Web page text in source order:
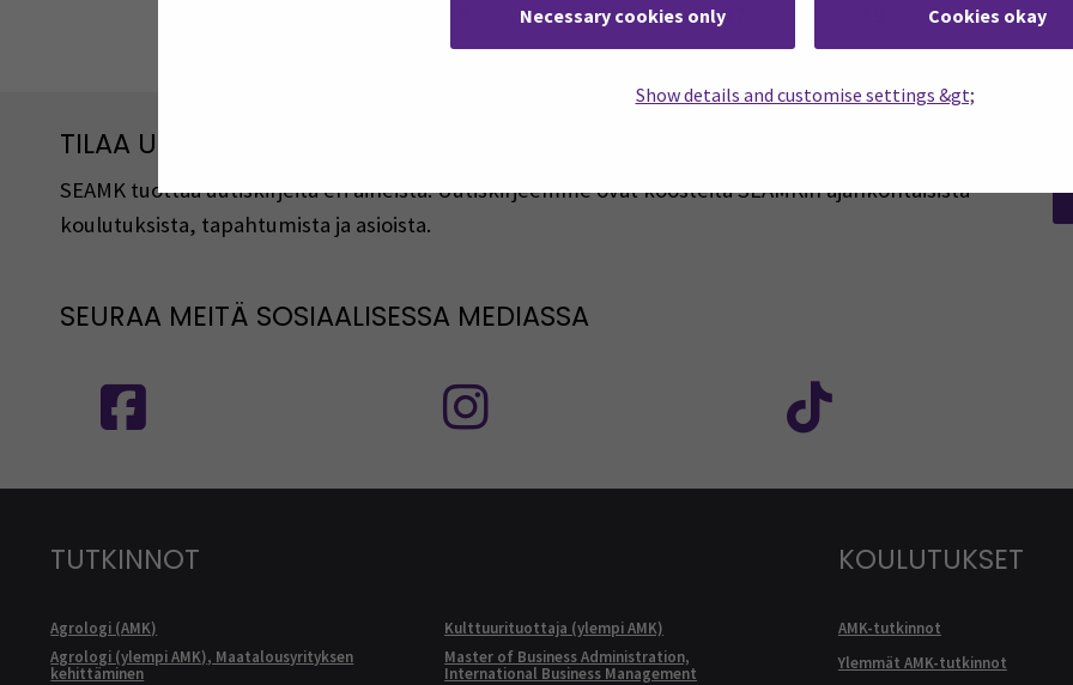
Necessary cookies only Cookies okay
Show details and customise settings &gt;
… 15 16 17 20 21
TILAA UUTISKIRJEITÄMME
SEAMK tuottaa uutiskirjeitä eri aiheista. Uutiskirjeemme ovat koosteita SEAMKin ajankohtaisista
koulutuksista, tapahtumista ja asioista.
SEURAA MEITÄ SOSIAALISESSA MEDIASSA
TUTKINNOT
Agrologi (AMK)
Agrologi (ylempi AMK), Maatalousyrityksen
kehittäminen
Kulttuurituottaja (ylempi AMK)
Master of Business Administration,
International Business Management
KOULUTUKSET
AMK-tutkinnot
Ylemmät AMK-tutkinnot